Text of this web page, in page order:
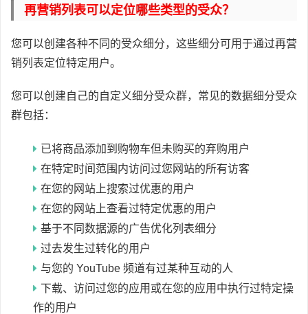
再营销列表可以定位哪些类型的受众？
您可以创建各种不同的受众细分，这些细分可用于通过再营
销列表定位特定用户。
您可以创建自己的自定义细分受众群，常见的数据细分受众
群包括：
已将商品添加到购物车但未购买的弃购用户
在特定时间范围内访问过您网站的所有访客
在您的网站上搜索过优惠的用户
在您的网站上查看过特定优惠的用户
基于不同数据源的广告优化列表细分
过去发生过转化的用户
与您的 YouTube 频道有过某种互动的人
下载、访问过您的应用或在您的应用中执行过特定操
作的用户